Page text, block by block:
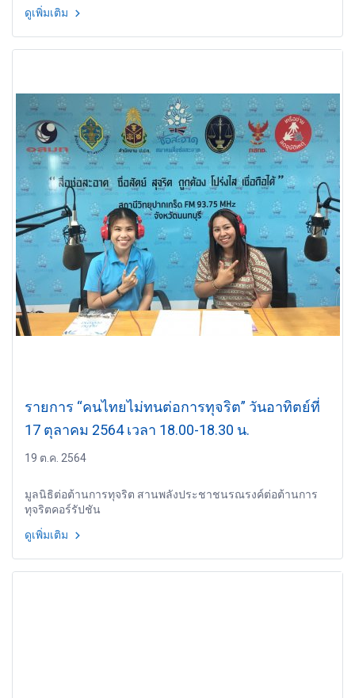
ดูเพิ่มเติม
รายการ “คนไทยไม่ทนต่อการทุจริต” วันอาทิตย์ที่
17 ตุลาคม 2564 เวลา 18.00-18.30 น.
19 ต.ค. 2564
มูลนิธิต่อต้านการทุจริต สานพลังประชาชนรณรงค์ต่อต้านการ
ทุจริตคอร์รัปชัน
ดูเพิ่มเติม